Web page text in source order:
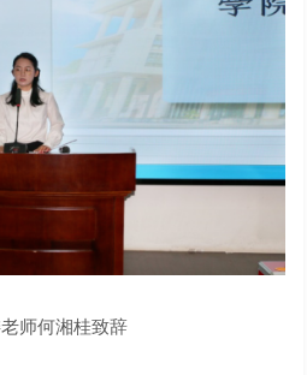
师何湘桂致辞